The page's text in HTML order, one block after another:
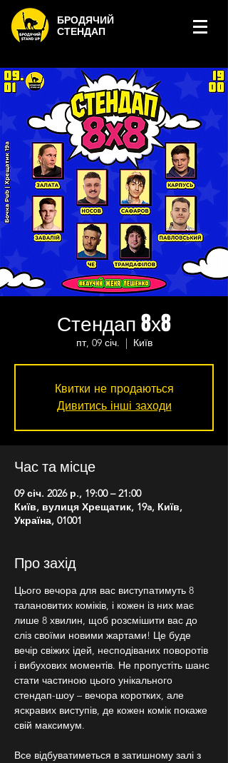
БРОДЯЧИЙ
СТЕНДАП
Стендап 8х8
пт, 09 січ.
  |
Київ
Квитки не продаються
Дивитись інші заходи
Час та місце
09 січ. 2026 р., 19:00 – 21:00
Київ, вулиця Хрещатик, 19a, Київ,
Україна, 01001
Про захід
Цього вечора для вас виступатимуть 8
талановитих коміків, і кожен із них має
лише 8 хвилин, щоб розсмішити вас до
сліз своїми новими жартами! Це буде
вечір свіжих ідей, несподіваних поворотів
і вибухових моментів. Не пропустіть шанс
стати частиною цього унікального
стендап-шоу – вечора коротких, але
яскравих виступів, де кожен комік покаже
свій максимум.
Все відбуватиметься в затишному залі з